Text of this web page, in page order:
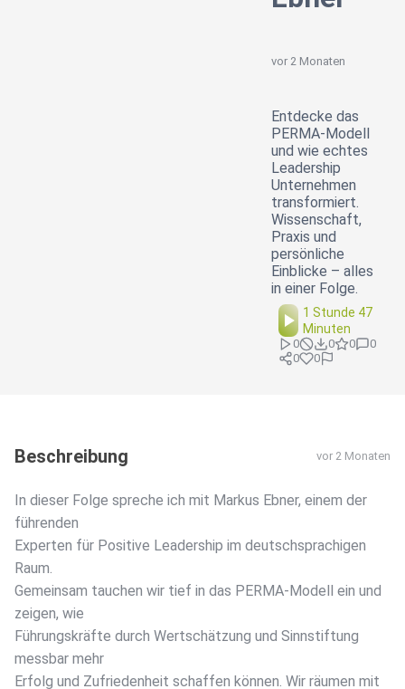
vor 2 Monaten
Entdecke das
PERMA-Modell
und wie echtes
Leadership
Unternehmen
transformiert.
Wissenschaft,
Praxis und
persönliche
Einblicke – alles
in einer Folge.
1 Stunde 47
Minuten
0 0 0
0
0
0
Beschreibung vor 2 Monaten
In dieser Folge spreche ich mit Markus Ebner, einem der
führenden
Experten für Positive Leadership im deutschsprachigen
Raum.
Gemeinsam tauchen wir tief in das PERMA-Modell ein und
zeigen, wie
Führungskräfte durch Wertschätzung und Sinnstiftung
messbar mehr
Erfolg und Zufriedenheit schaffen können. Wir räumen mit